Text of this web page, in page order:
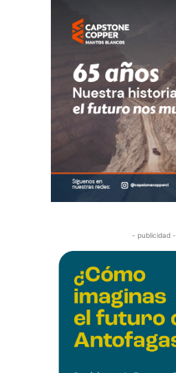
- publicidad -